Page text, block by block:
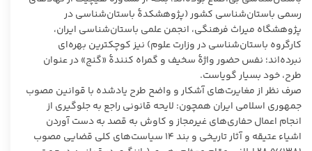
رسمی باستان‌شناسی کشور (پژوهشکدۀ باستان‌شناسی در
پژوهشگاه میراث فرهنگی، انجمن علمی باستان‌شناسی ایران،
کارگروه باستان‌شناسی در وزارت علوم) نیز کوچکترین بهره‌ای
نبرده‌اند؛ نفس حضور واژۀ سخیف و گمراه کنندۀ «گنج» در عنوان
طرح، خود بسیار گویاست.
صرف نظر از مغایرت‌های آشکار و واضح طرح یادشده با قوانین مصوب
جمهوری اسلامی ایران همچون: لایحه قانونی راجع به جلوگیری از
انجام اعمال حفاری‌های غیرمجاز و کاوش به قصد به دست آوردن
اشیاء عتیقه و آثار تاریخی و بند ۱۴ سیاست‌های کلی قضایی مصوب